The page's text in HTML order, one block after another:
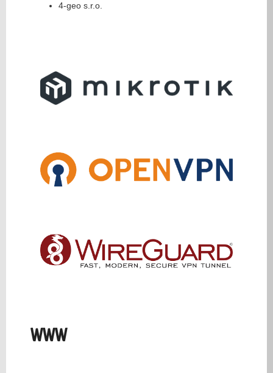
4-geo s.r.o.
WWW